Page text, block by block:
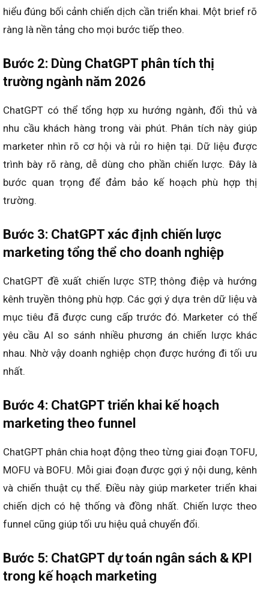
hiểu đúng bối cảnh chiến dịch cần triển khai. Một brief rõ
ràng là nền tảng cho mọi bước tiếp theo.
Bước 2: Dùng ChatGPT phân tích thị
trường ngành năm 2026
ChatGPT có thể tổng hợp xu hướng ngành, đối thủ và
nhu cầu khách hàng trong vài phút. Phân tích này giúp
marketer nhìn rõ cơ hội và rủi ro hiện tại. Dữ liệu được
trình bày rõ ràng, dễ dùng cho phần chiến lược. Đây là
bước quan trọng để đảm bảo kế hoạch phù hợp thị
trường.
Bước 3: ChatGPT xác định chiến lược
marketing tổng thể cho doanh nghiệp
ChatGPT đề xuất chiến lược STP, thông điệp và hướng
kênh truyền thông phù hợp. Các gợi ý dựa trên dữ liệu và
mục tiêu đã được cung cấp trước đó. Marketer có thể
yêu cầu AI so sánh nhiều phương án chiến lược khác
nhau. Nhờ vậy doanh nghiệp chọn được hướng đi tối ưu
nhất.
Bước 4: ChatGPT triển khai kế hoạch
marketing theo funnel
ChatGPT phân chia hoạt động theo từng giai đoạn TOFU,
MOFU và BOFU. Mỗi giai đoạn được gợi ý nội dung, kênh
và chiến thuật cụ thể. Điều này giúp marketer triển khai
chiến dịch có hệ thống và đồng nhất. Chiến lược theo
funnel cũng giúp tối ưu hiệu quả chuyển đổi.
Bước 5: ChatGPT dự toán ngân sách & KPI
trong kế hoạch marketing